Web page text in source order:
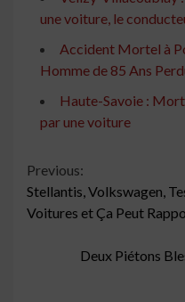
une voiture, le
Accident Mortel à
Homme de 85 Ans
Haute-Savoie :
par une voiture
Continue
Reading
Previous:
Stellantis, Volkswagen,
Voitures et Ça Peut
Deux Piétons